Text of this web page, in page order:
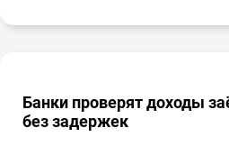
Банки проверят доходы
без задержек